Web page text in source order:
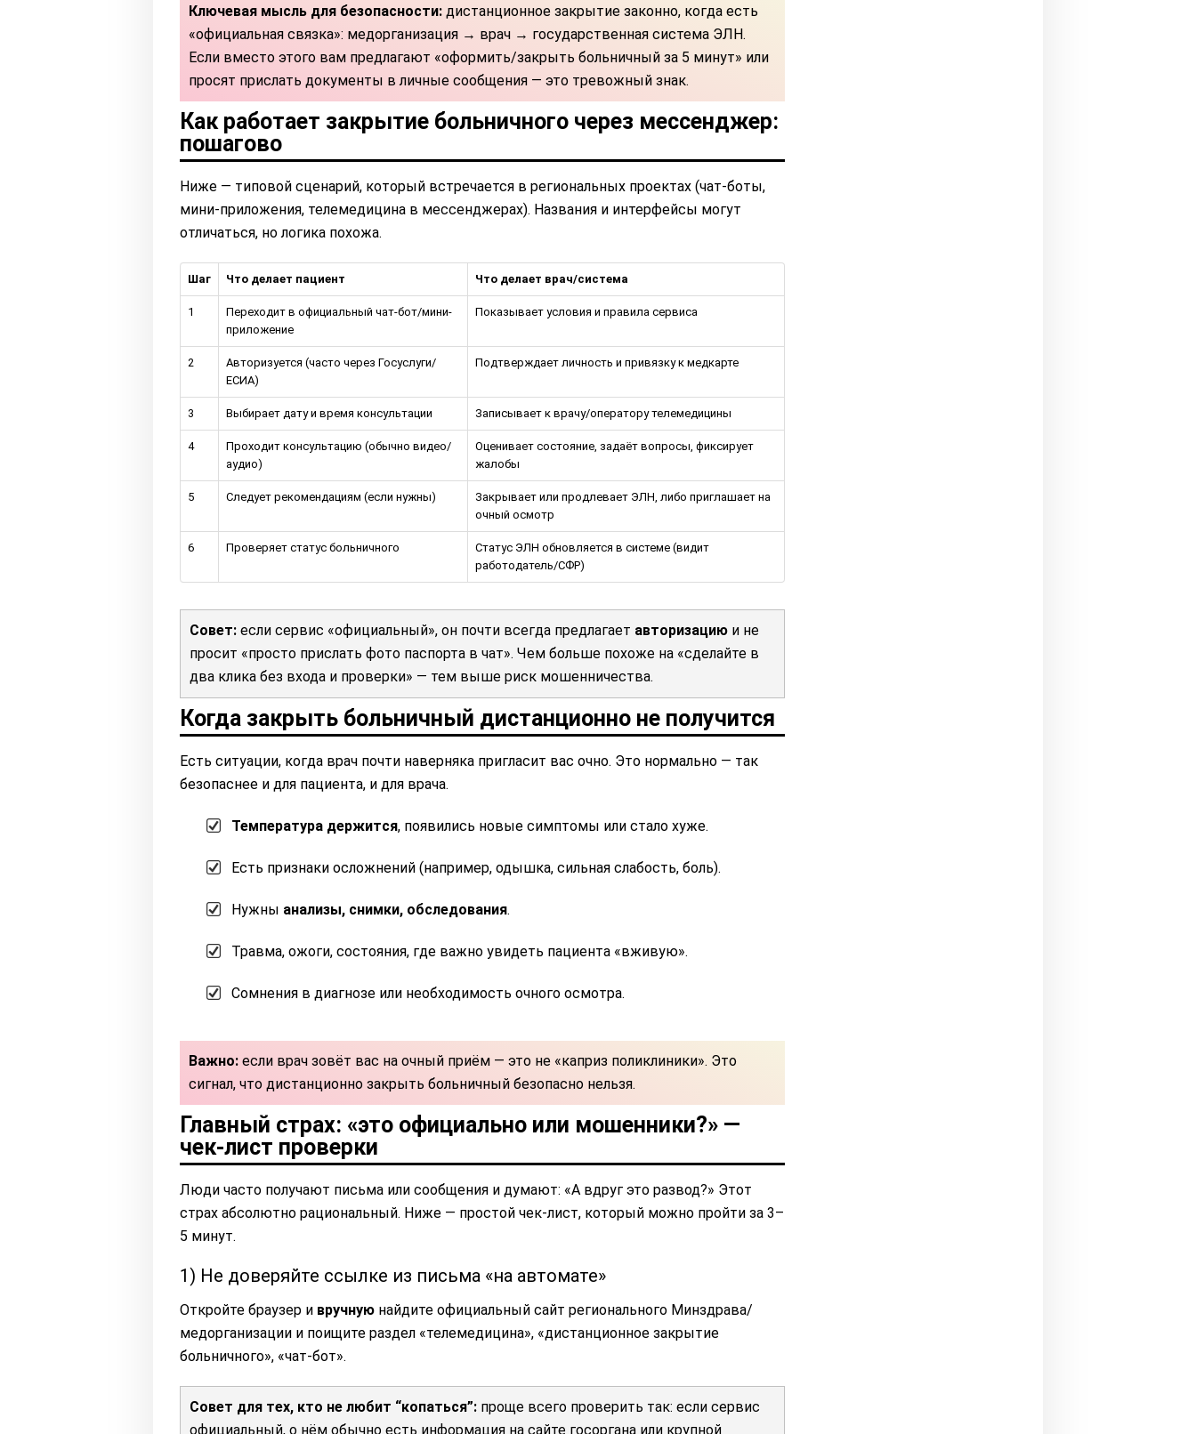
Ключевая мысль для безопасности: дистанционное закрытие законно, когда есть
«официальная связка»: медорганизация → врач → государственная система ЭЛН.
Если вместо этого вам предлагают «оформить/закрыть больничный за 5 минут» или
просят прислать документы в личные сообщения — это тревожный знак.
Как работает закрытие больничного через мессенджер:
пошагово
Ниже — типовой сценарий, который встречается в региональных проектах (чат-боты,
мини-приложения, телемедицина в мессенджерах). Названия и интерфейсы могут
отличаться, но логика похожа.
Шаг Что делает пациент Что делает врач/система
1
Переходит в официальный чат-бот/мини-
приложение
Показывает условия и правила сервиса
2
Авторизуется (часто через Госуслуги/
ЕСИА)
Подтверждает личность и привязку к медкарте
3 Выбирает дату и время консультации Записывает к врачу/оператору телемедицины
4
Проходит консультацию (обычно видео/
аудио)
Оценивает состояние, задаёт вопросы, фиксирует
жалобы
5 Следует рекомендациям (если нужны)
Закрывает или продлевает ЭЛН, либо приглашает на
очный осмотр
6 Проверяет статус больничного
Статус ЭЛН обновляется в системе (видит
работодатель/СФР)
Совет: если сервис «официальный», он почти всегда предлагает авторизацию и не
просит «просто прислать фото паспорта в чат». Чем больше похоже на «сделайте в
два клика без входа и проверки» — тем выше риск мошенничества.
Когда закрыть больничный дистанционно не получится
Есть ситуации, когда врач почти наверняка пригласит вас очно. Это нормально — так
безопаснее и для пациента, и для врача.
Температура держится, появились новые симптомы или стало хуже.
Есть признаки осложнений (например, одышка, сильная слабость, боль).
Нужны анализы, снимки, обследования.
Травма, ожоги, состояния, где важно увидеть пациента «вживую».
Сомнения в диагнозе или необходимость очного осмотра.
Важно: если врач зовёт вас на очный приём — это не «каприз поликлиники». Это
сигнал, что дистанционно закрыть больничный безопасно нельзя.
Главный страх: «это официально или мошенники?» —
чек-лист проверки
Люди часто получают письма или сообщения и думают: «А вдруг это развод?» Этот
страх абсолютно рациональный. Ниже — простой чек-лист, который можно пройти за 3–
5 минут.
1) Не доверяйте ссылке из письма «на автомате»
Откройте браузер и вручную найдите официальный сайт регионального Минздрава/
медорганизации и поищите раздел «телемедицина», «дистанционное закрытие
больничного», «чат-бот».
Совет для тех, кто не любит “копаться”: проще всего проверить так: если сервис
официальный, о нём обычно есть информация на сайте госоргана или крупной